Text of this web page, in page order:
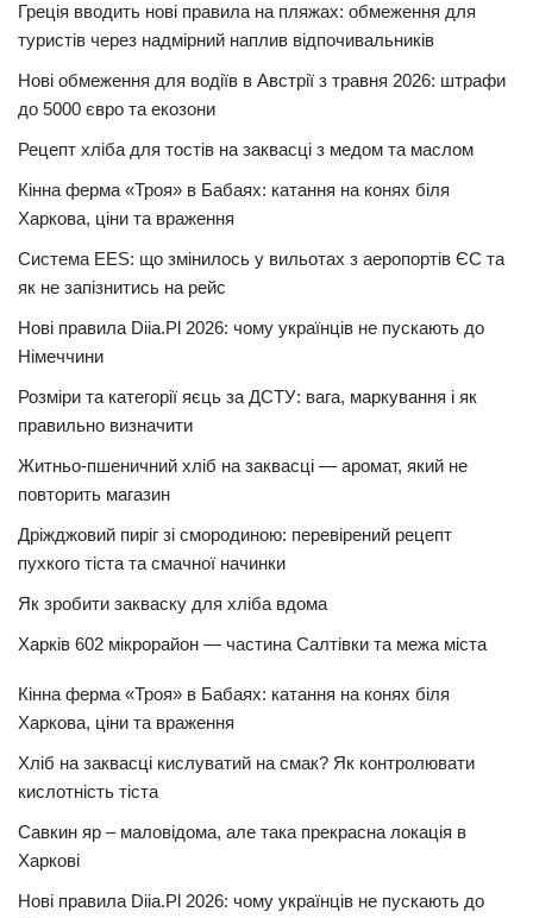
Греція вводить нові правила на пляжах: обмеження для
туристів через надмірний наплив відпочивальників
Нові обмеження для водіїв в Австрії з травня 2026: штрафи
до 5000 євро та екозони
Рецепт хліба для тостів на заквасці з медом та маслом
Кінна ферма «Троя» в Бабаях: катання на конях біля
Харкова, ціни та враження
Система EES: що змінилось у вильотах з аеропортів ЄС та
як не запізнитись на рейс
Нові правила Diia.Pl 2026: чому українців не пускають до
Німеччини
Розміри та категорії яєць за ДСТУ: вага, маркування і як
правильно визначити
Житньо-пшеничний хліб на заквасці — аромат, який не
повторить магазин
Дріжджовий пиріг зі смородиною: перевірений рецепт
пухкого тіста та смачної начинки
Як зробити закваску для хліба вдома
Харків 602 мікрорайон — частина Салтівки та межа міста
Кінна ферма «Троя» в Бабаях: катання на конях біля
Харкова, ціни та враження
Хліб на заквасці кислуватий на смак? Як контролювати
кислотність тіста
Савкин яр – маловідома, але така прекрасна локація в
Харкові
Нові правила Diia.Pl 2026: чому українців не пускають до